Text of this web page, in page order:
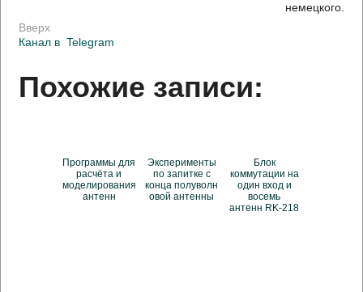
немецкого.
Вверх
Канал в Telegram
Похожие записи:
Программы для
расчёта и
моделирования
антенн
Эксперименты
по запитке с
конца полуволн
овой антенны
Блок
коммутации на
один вход и
восемь
антенн RK-218